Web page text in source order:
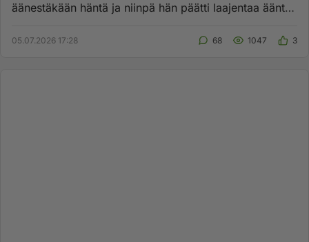
äänestäkään häntä ja niinpä hän päätti laajentaa äänten
05.07.2026 17:28 68 1047 3